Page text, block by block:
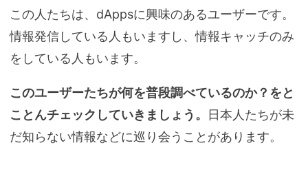
この人たちは、dAppsに興味のあるユーザーです。
情報発信している人もいますし、情報キャッチのみ
をしている人もいます。
このユーザーたちが何を普段調べているのか？をと
ことんチェックしていきましょう。
日本人たちが未
だ知らない情報などに巡り会うことがあります。